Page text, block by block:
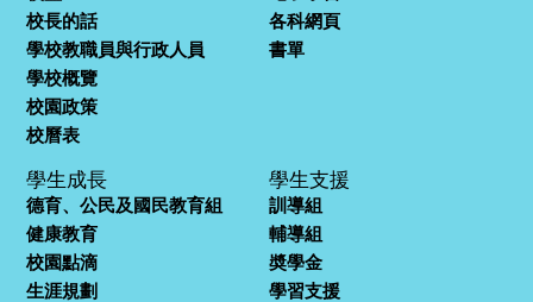
校長的話
學校教職員與行政人員
學校概覽
校園政策
校曆表
各科網頁
書單
學生成長
德育、公民及國民教育組
健康教育
校園點滴
生涯規劃
學生支援
訓導組
輔導組
奬學金
學習支援